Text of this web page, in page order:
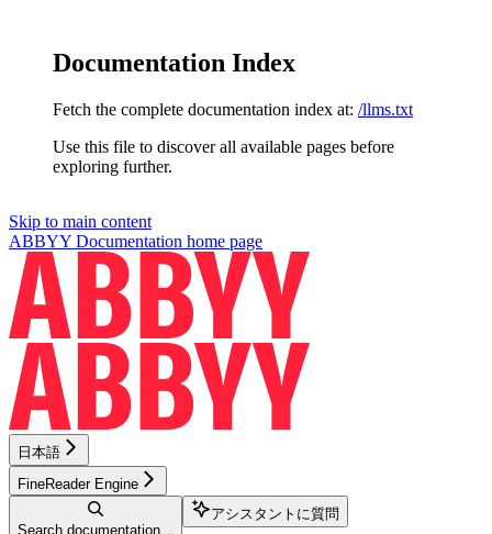
Documentation Index
Fetch the complete documentation index at: /llms.txt
Use this file to discover all available pages before
exploring further.
Skip to main content
ABBYY Documentation home page
日本語
FineReader Engine
Search documentation...
アシスタントに質問